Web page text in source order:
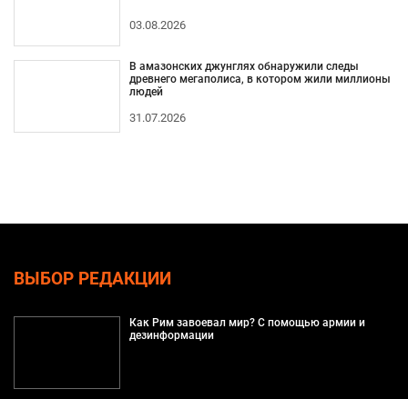
03.08.2026
В амазонских джунглях обнаружили следы
древнего мегаполиса, в котором жили миллионы
людей
31.07.2026
ВЫБОР РЕДАКЦИИ
Как Рим завоевал мир? С помощью армии и
дезинформации